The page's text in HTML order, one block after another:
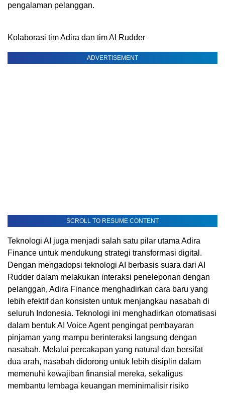
pengalaman pelanggan.
Kolaborasi tim Adira dan tim AI Rudder
ADVERTISEMENT
SCROLL TO RESUME CONTENT
Teknologi AI juga menjadi salah satu pilar utama Adira
Finance untuk mendukung strategi transformasi digital.
Dengan mengadopsi teknologi AI berbasis suara dari AI
Rudder dalam melakukan interaksi peneleponan dengan
pelanggan, Adira Finance menghadirkan cara baru yang
lebih efektif dan konsisten untuk menjangkau nasabah di
seluruh Indonesia. Teknologi ini menghadirkan otomatisasi
dalam bentuk AI Voice Agent pengingat pembayaran
pinjaman yang mampu berinteraksi langsung dengan
nasabah. Melalui percakapan yang natural dan bersifat
dua arah, nasabah didorong untuk lebih disiplin dalam
memenuhi kewajiban finansial mereka, sekaligus
membantu lembaga keuangan meminimalisir risiko